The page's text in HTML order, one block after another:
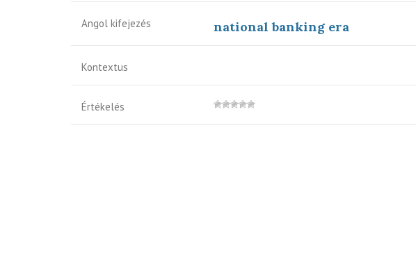
Angol kifejezés national banking era
Kontextus
Értékelés